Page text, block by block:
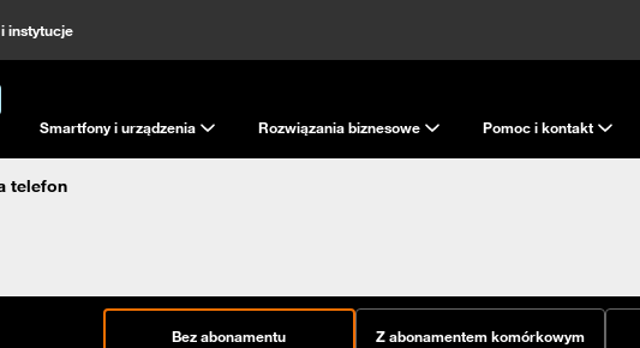
instytucje
Smartfony i urządzenia Rozwiązania biznesowe Pomoc i kontakt
telefon
Bez abonamentu Z abonamentem komórkowym